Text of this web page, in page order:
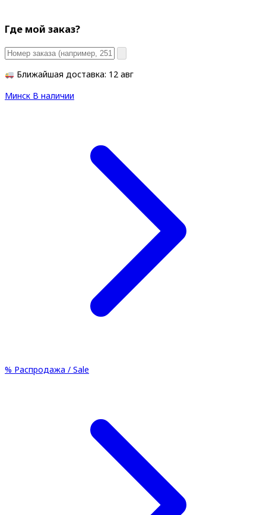
Где мой заказ?
Ближайшая доставка: 12 авг
Минск В наличии
% Распродажа / Sale